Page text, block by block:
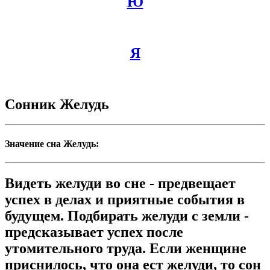
Я
Сонник Желудь
Значение сна Желудь:
Видеть желуди во сне - предвещает
успех в делах и приятные события в
будущем. Подбирать желуди с земли -
предсказывает успех после
утомительного труда. Если женщине
приснилось, что она ест желуди, то сон